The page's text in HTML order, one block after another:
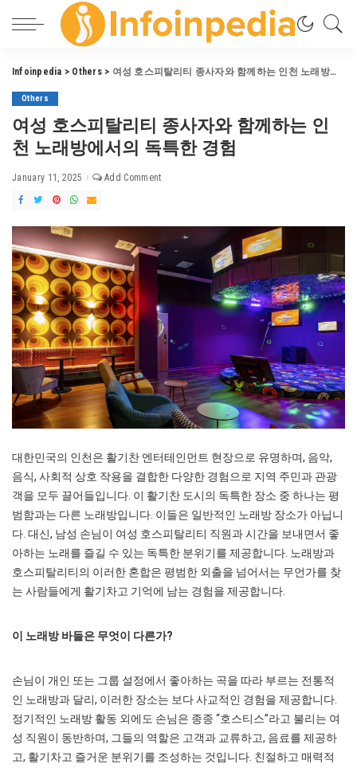
Infoinpedia > Others> 여성 호스피탈리티 종사자와 함께하는 인천 노래방에서의 독특한 경험
Others
여성 호스피탈리티 종사자와 함께하는 인
천 노래방에서의 독특한 경험
January 11, 2025 Add Comment
대한민국의 인천은 활기찬 엔터테인먼트 현장으로 유명하며, 음악,
음식, 사회적 상호 작용을 결합한 다양한 경험으로 지역 주민과 관광
객을 모두 끌어들입니다. 이 활기찬 도시의 독특한 장소 중 하나는 평
범함과는 다른 노래방입니다. 이들은 일반적인 노래방 장소가 아닙니
다. 대신, 남성 손님이 여성 호스피탈리티 직원과 시간을 보내면서 좋
아하는 노래를 즐길 수 있는 독특한 분위기를 제공합니다. 노래방과
호스피탈리티의 이러한 혼합은 평범한 외출을 넘어서는 무언가를 찾
는 사람들에게 활기차고 기억에 남는 경험을 제공합니다.
이 노래방 바들은 무엇이 다른가?
손님이 개인 또는 그룹 설정에서 좋아하는 곡을 따라 부르는 전통적
인 노래방과 달리, 이러한 장소는 보다 사교적인 경험을 제공합니다.
정기적인 노래방 활동 외에도 손님은 종종 “호스티스”라고 불리는 여
성 직원이 동반하며, 그들의 역할은 고객과 교류하고, 음료를 제공하
고, 활기차고 즐거운 분위기를 조성하는 것입니다. 친절하고 매력적